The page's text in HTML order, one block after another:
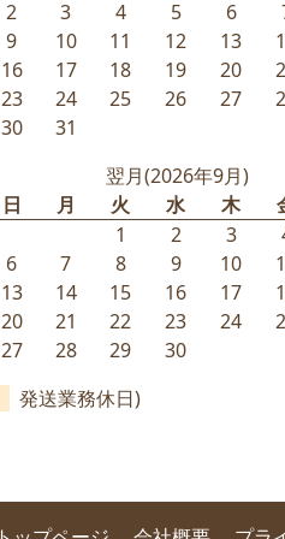
2 3 4 5 6
9
10 11 12 13
16
17 18 19 20
23
24 25 26 27
30
31
翌月(2026年9月)
日
月 火 水 木
1
2 3
6
7 8 9 10
13
14 15 16 17
20
21 22 23 24
27
28 29
30
発送業務休日)